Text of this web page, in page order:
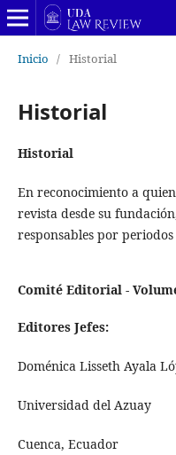
Inicio / Historial
Historial
Historial
En reconocimiento a
revista desde su
responsables por
Comité Editorial -
Editores Jefes:
Doménica Lisseth Ayala
Universidad del Azuay
Cuenca, Ecuador